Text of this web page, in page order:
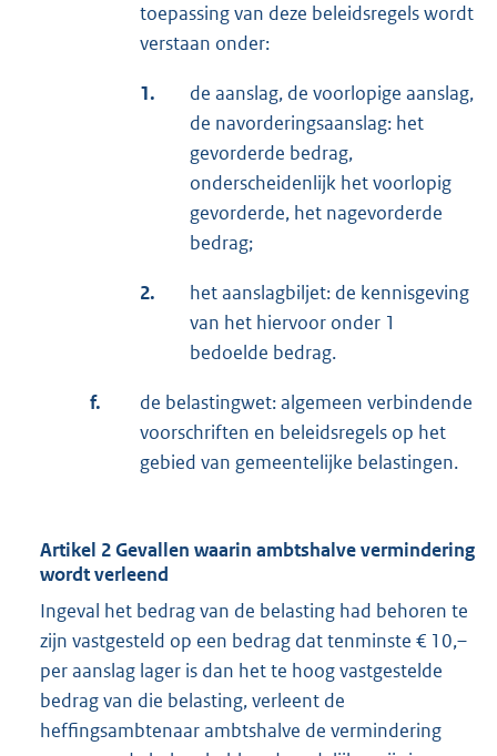
toepassing van deze beleidsregels wordt
verstaan onder:
1.
de aanslag, de voorlopige aanslag,
de navorderingsaanslag: het
gevorderde bedrag,
onderscheidenlijk het voorlopig
gevorderde, het nagevorderde
bedrag;
2.
het aanslagbiljet: de kennisgeving
van het hiervoor onder 1
bedoelde bedrag.
f.
de belastingwet: algemeen verbindende
voorschriften en beleidsregels op het
gebied van gemeentelijke belastingen.
Artikel 2 Gevallen waarin ambtshalve vermindering
wordt verleend
Ingeval het bedrag van de belasting had behoren te
zijn vastgesteld op een bedrag dat tenminste € 10,–
per aanslag lager is dan het te hoog vastgestelde
bedrag van die belasting, verleent de
heffingsambtenaar ambtshalve de vermindering